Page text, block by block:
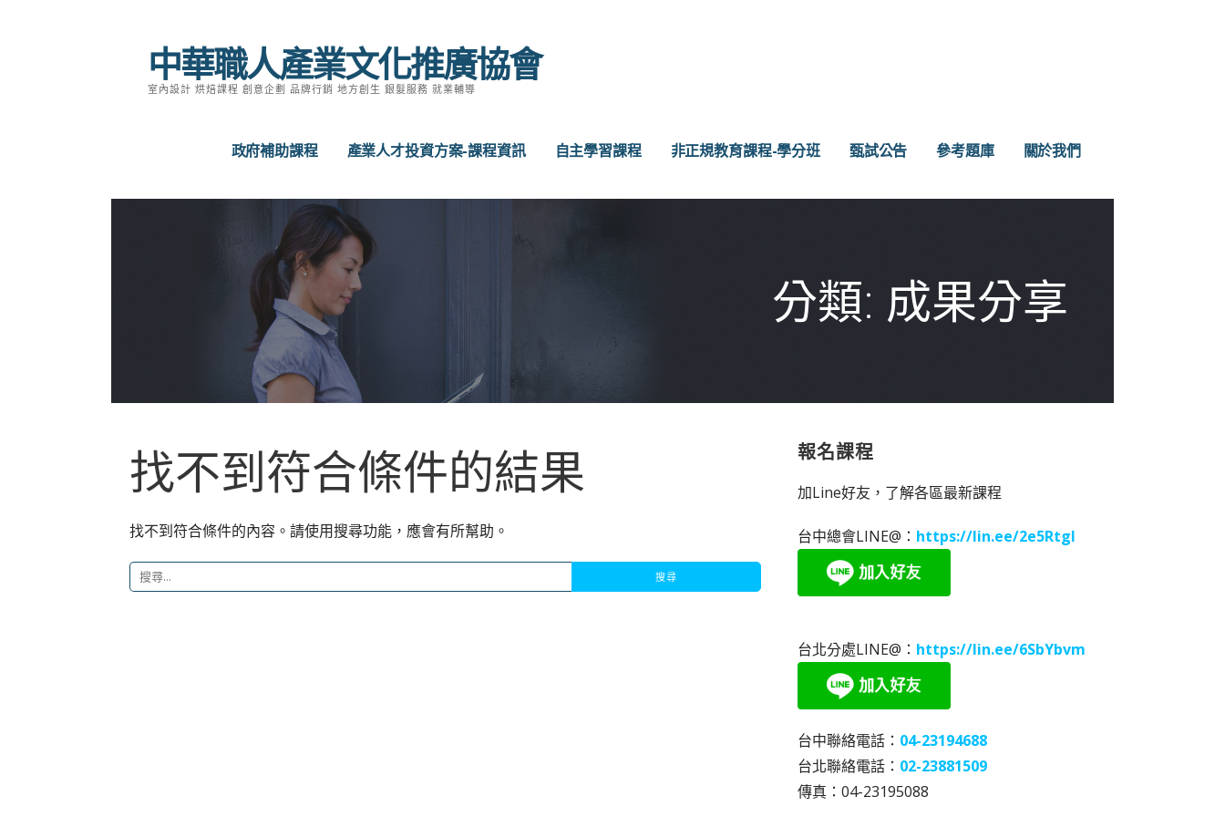
中華職人產業文化推廣協會
室內設計 烘焙課程 創意企劃 品牌行銷 地方創生 銀髮服務 就業輔導
政府補助課程 產業人才投資方案-課程資訊 自主學習課程 非正規教育課程-學分班 甄試公告 參考題庫 關於我們
分類: 成果分享
找不到符合條件的結果
找不到符合條件的內容。請使用搜尋功能，應會有所幫助。
搜
報名課程
加Line好友，了解各區最新課程
台中總會LINE@： https://lin.ee/2e5RtgI
台北分處LINE@： https://lin.ee/6SbYbvm
台中聯絡電話： 04-23194688
台北聯絡電話： 02-23881509
傳真：04-23195088